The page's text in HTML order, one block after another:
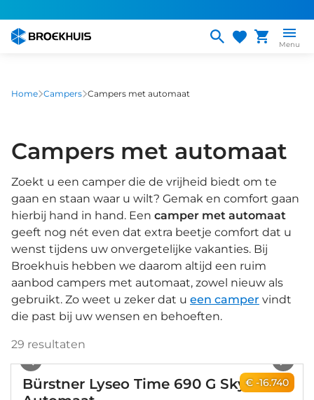
naar
gaan
Menu
Home Campers Campers met automaat
Campers met automaat
Zoekt u een camper die de vrijheid biedt om te
gaan en staan waar u wilt? Gemak en comfort gaan
hierbij hand in hand. Een camper met automaat
geeft nog nét even dat extra beetje comfort dat u
wenst tijdens uw onvergetelijke vakanties. Bij
Broekhuis hebben we daarom altijd een ruim
aanbod campers met automaat, zowel nieuw als
gebruikt. Zo weet u zeker dat u een camper vindt
die past bij uw wensen en behoeften.
29 resultaten
€ -16.740
Bürstner Lyseo Time 690 G SkyLine